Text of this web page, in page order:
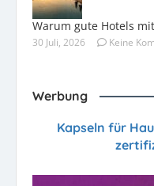
Warum gute Hotels
30 Juli, 2026 Keine
Werbung
Kapseln für